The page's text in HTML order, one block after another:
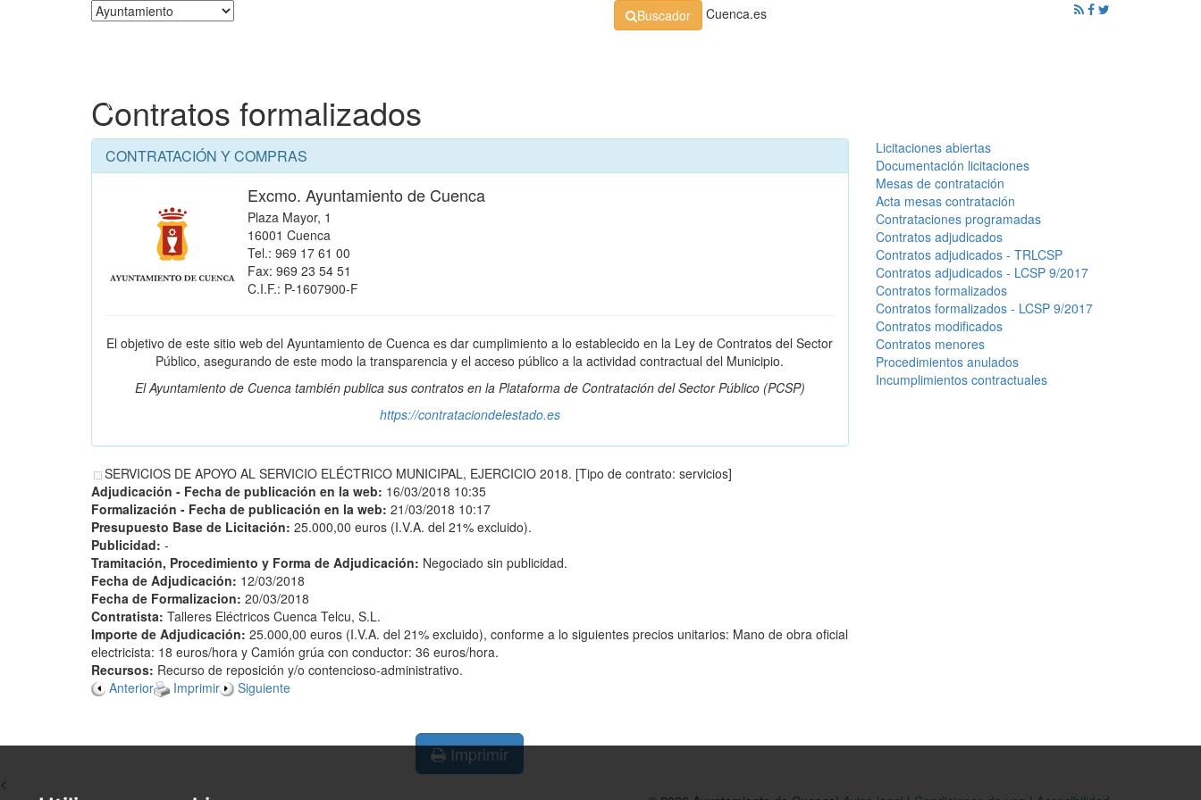
Buscador Cuenca.es
Contratos formalizados
CONTRATACIÓN Y COMPRAS
Excmo. Ayuntamiento de Cuenca
Plaza Mayor, 1
16001 Cuenca
Tel.: 969 17 61 00
Fax: 969 23 54 51
C.I.F.: P-1607900-F
El objetivo de este sitio web del Ayuntamiento de Cuenca es dar cumplimiento a lo establecido en la Ley de Contratos del Sector
Público, asegurando de este modo la transparencia y el acceso público a la actividad contractual del Municipio.
El Ayuntamiento de Cuenca también publica sus contratos en la Plataforma de Contratación del Sector Público(PCSP)
https://contrataciondelestado.es
SERVICIOS DE APOYO AL SERVICIO ELÉCTRICO MUNICIPAL, EJERCICIO 2018. [Tipo de contrato: servicios]
Adjudicación - Fecha de publicación en la web: 16/03/2018 10:35
Formalización - Fecha de publicación en la web: 21/03/2018 10:17
Presupuesto Base de Licitación: 25.000,00 euros (I.V.A. del 21% excluido).
Publicidad: -
Tramitación, Procedimiento y Forma de Adjudicación: Negociado sin publicidad.
Fecha de Adjudicación: 12/03/2018
Fecha de Formalizacion: 20/03/2018
Contratista: Talleres Eléctricos Cuenca Telcu, S.L.
Importe de Adjudicación: 25.000,00 euros (I.V.A. del 21% excluido), conforme a lo siguientes precios unitarios: Mano de obra oficial
electricista: 18 euros/hora y Camión grúa con conductor: 36 euros/hora.
Recursos: Recurso de reposición y/o contencioso-administrativo.
Anterior
Imprimir Siguiente
Imprimir
Licitaciones abiertas
Documentación licitaciones
Mesas de contratación
Acta mesas contratación
Contrataciones programadas
Contratos adjudicados
Contratos adjudicados - TRLCSP
Contratos adjudicados - LCSP 9/2017
Contratos formalizados
Contratos formalizados - LCSP 9/2017
Contratos modificados
Contratos menores
Procedimientos anulados
Incumplimientos contractuales
<